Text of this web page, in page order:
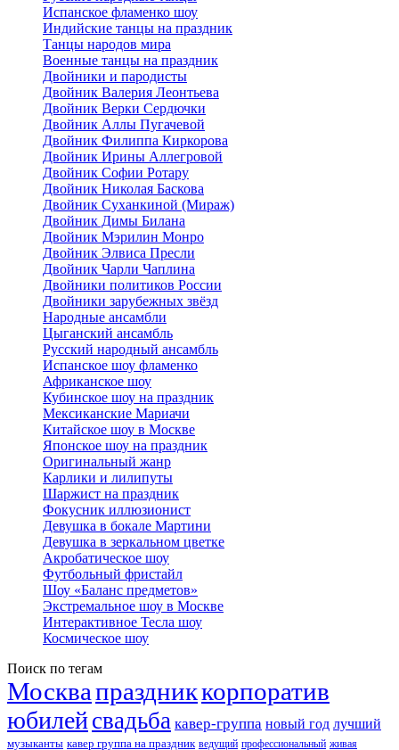
Испанское фламенко шоу
Индийские танцы на праздник
Танцы народов мира
Военные танцы на праздник
Двойники и пародисты
Двойник Валерия Леонтьева
Двойник Верки Сердючки
Двойник Аллы Пугачевой
Двойник Филиппа Киркорова
Двойник Ирины Аллегровой
Двойник Софии Ротару
Двойник Николая Баскова
Двойник Суханкиной (Мираж)
Двойник Димы Билана
Двойник Мэрилин Монро
Двойник Элвиса Пресли
Двойник Чарли Чаплина
Двойники политиков России
Двойники зарубежных звёзд
Народные ансамбли
Цыганский ансамбль
Русский народный ансамбль
Испанское шоу фламенко
Африканское шоу
Кубинское шоу на праздник
Мексиканские Мариачи
Китайское шоу в Москве
Японское шоу на праздник
Оригинальный жанр
Карлики и лилипуты
Шаржист на праздник
Фокусник иллюзионист
Девушка в бокале Мартини
Девушка в зеркальном цветке
Акробатическое шоу
Футбольный фристайл
Шоу «Баланс предметов»
Экстремальное шоу в Москве
Интерактивное Тесла шоу
Космическое шоу
Поиск по тегам
Москвапраздниккорпоратив
юбилейсвадьба кавер-группа новый год лучший
музыканты кавер группа на праздник ведущий профессиональный живая